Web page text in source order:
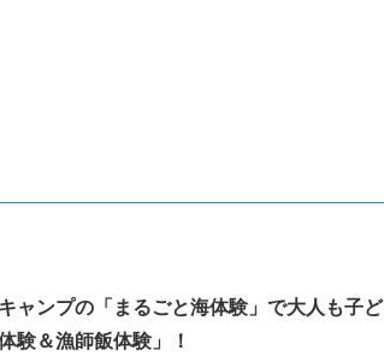
ャンプの「まるごと海体験」で大人も子ど
験＆漁師飯体験」！